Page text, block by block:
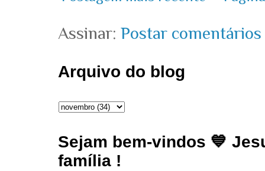
Assinar:Postar
Arquivo do blog
Sejam bem-vindos 💙
família !